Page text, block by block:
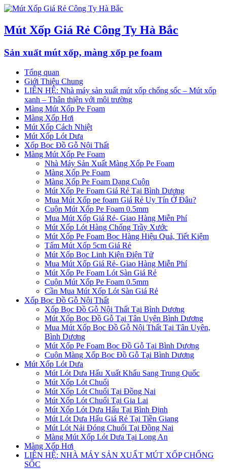
Mút Xốp Giá Rẻ Công Ty Hà Bắc
Sản xuất mút xốp, màng xốp pe foam
Tổng quan
Giới Thiệu Chung
LIÊN HỆ: Nhà máy sản xuất mút xốp chống sốc – Mút xốp
xanh – Thân thiện với môi trường
Màng Mút Xốp Pe Foam
Màng Xốp Hơi
Mút Xốp Cách Nhiệt
Mút Xốp Lót Dưa
Xốp Bọc Đồ Gỗ Nội Thất
Màng Mút Xốp Pe Foam
Nhà Máy Sản Xuất Màng Xốp Pe Foam
Màng Xốp Pe Foam
Màng Xốp Pe Foam Dạng Cuộn
Mút Xốp Pe Foam Giá Rẻ Tại Bình Dương
Mua Mút Xốp pe foam Giá Rẻ Uy Tín Ở Đâu?
Cuộn Mút Xốp Pe Foam 0.5mm
Mua Mút Xốp Giá Rẻ- Giao Hàng Miễn Phí
Mút Xốp Lót Hàng Chống Trầy Xước
Mút Xốp Pe Foam Bọc Hàng Hiệu Quả, Tiết Kiệm
Tấm Mút Xốp 5cm Giá Rẻ
Mút Xốp Bọc Linh Kiện Điện Tử
Mua Mút Xốp Giá Rẻ- Giao Hàng Miễn Phí
Mút Xốp Pe Foam Lót Sàn Giá Rẻ
Cuộn Mút Xốp Pe Foam 0.5mm
Cần Mua Mút Xốp Lót Sàn Giá Rẻ
Xốp Bọc Đồ Gỗ Nội Thất
Xốp Bọc Đồ Gỗ Nội Thất Tại Bình Dương
Mút Xốp Bọc Đồ Gỗ Tại Tân Uyên Bình Dương
Mua Mút Xốp Bọc Đồ Gỗ Nội Thất Tại Tân Uyên,
Bình Dương
Mút Xốp Pe Foam Bọc Đồ Gỗ Tại Bình Dương
Cuộn Màng Xốp Bọc Đồ Gỗ Tại Bình Dương
Mút Xốp Lót Dưa
Mút Lót Dưa Hấu Xuất Khẩu Sang Trung Quốc
Mút Xốp Lót Chuối
Mút Xốp Lót Chuối Tại Đồng Nai
Mút Xốp Lót Chuối Tại Gia Lai
Mút Xốp Lót Dưa Hấu Tại Bình Định
Mút Lót Dưa Hấu Giá Rẻ Tại Tiền Giang
Mút Lót Nải Đóng Chuối Tại Đồng Nai
Màng Mút Xốp Lót Dưa Tại Long An
Màng Xốp Hơi
LIÊN HỆ: NHÀ MÁY SẢN XUẤT MÚT XỐP CHỐNG
SỐC